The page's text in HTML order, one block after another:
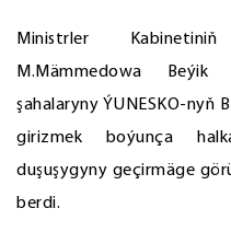
Ministrler
M.Mämmedowa
şahalaryny ÝUNESKO-nyň
girizmek boýunça
duşuşygyny geçirmäge
berdi.